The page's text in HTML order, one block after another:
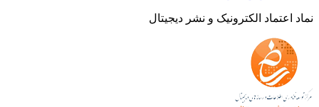
اعتماد الکترونیک و نشر دیجیتال